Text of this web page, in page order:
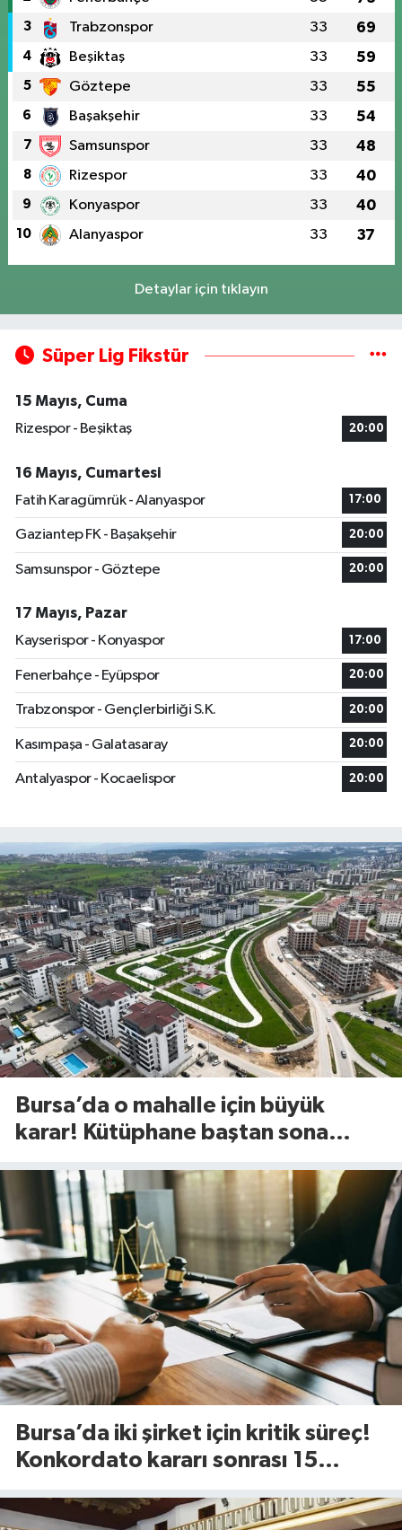
3 Trabzonspor 33 69
4 Beşiktaş 33 59
5 Göztepe 33 55
6 Başakşehir 33 54
7 Samsunspor 33 48
8 Rizespor 33 40
9 Konyaspor 33 40
10 Alanyaspor 33 37
Detaylar için tıklayın
Süper Lig Fikstür
15 Mayıs, Cuma
Rizespor - Beşiktaş
20:00
16 Mayıs, Cumartesi
Fatih Karagümrük - Alanyaspor
17:00
Gaziantep FK - Başakşehir 20:00
Samsunspor - Göztepe 20:00
17 Mayıs, Pazar
Kayserispor - Konyaspor
17:00
Fenerbahçe - Eyüpspor 20:00
Trabzonspor - Gençlerbirliği S.K. 20:00
Kasımpaşa - Galatasaray 20:00
Antalyaspor - Kocaelispor 20:00
Bursa’da o mahalle için büyük
karar! Kütüphane baştan sona
Bursa’da iki şirket için kritik süreç!
Konkordato kararı sonrası 15